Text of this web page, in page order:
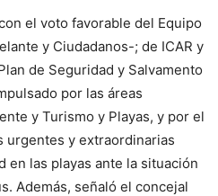
el voto favorable del Equipo
y Ciudadanos-; de ICAR y
de Seguridad y Salvamento
por las áreas
y Turismo y Playas, y por el
urgentes y extraordinarias
en las playas ante la situación
Además, señaló el concejal